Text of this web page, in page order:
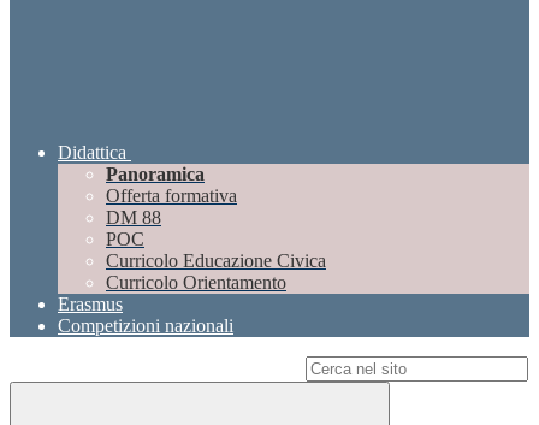
Didattica
Panoramica
Offerta formativa
DM 88
POC
Curricolo Educazione Civica
Curricolo Orientamento
Erasmus
Competizioni nazionali